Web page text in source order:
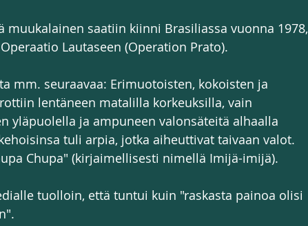
muukalainen saatiin kiinni Brasiliassa vuonna 1978,
Lautaseen (Operation Prato).
mm. seuraavaa: Erimuotoisten, kokoisten ja
lentäneen matalilla korkeuksilla, vain
yläpuolella ja ampuneen valonsäteitä alhaalla
tuli arpia, jotka aiheuttivat taivaan valot.
Chupa" (kirjaimellisesti nimellä Imijä-imijä).
tuolloin, että tuntui kuin "raskasta painoa olisi